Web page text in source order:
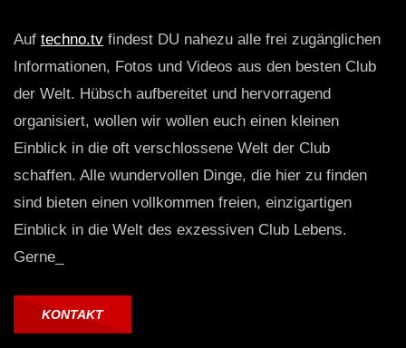
Auf techno.tv findest DU nahezu alle frei zugänglichen
Informationen, Fotos und Videos aus den besten Club
der Welt. Hübsch aufbereitet und hervorragend
organisiert, wollen wir wollen euch einen kleinen
Einblick in die oft verschlossene Welt der Club
schaffen. Alle wundervollen Dinge, die hier zu finden
sind bieten einen vollkommen freien, einzigartigen
Einblick in die Welt des exzessiven Club Lebens.
Gerne_
KONTAKT